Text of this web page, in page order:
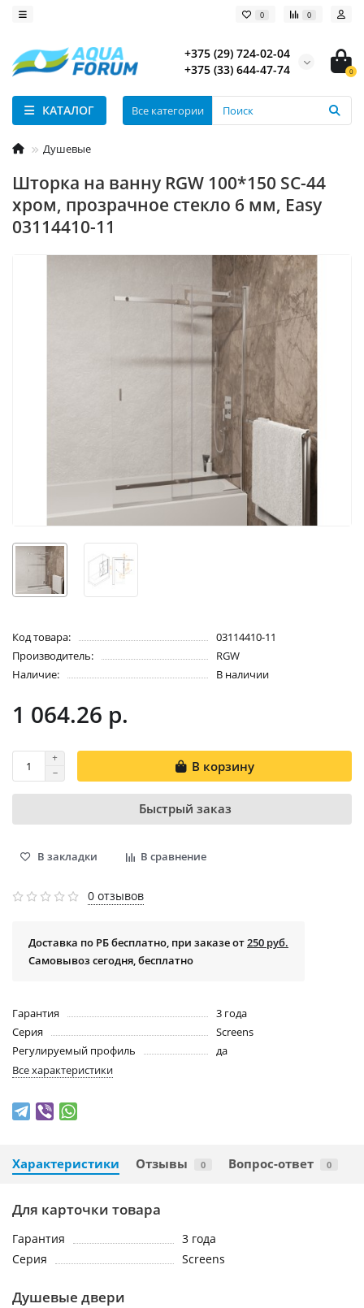
0 0
+375 (29) 724-02-04
+375 (33) 644-47-74
0
КАТАЛОГ Все категории
Душевые
Шторка на ванну RGW 100*150 SC-44
хром, прозрачное стекло 6 мм, Easy
03114410-11
Код товара:
03114410-11
Производитель:
RGW
Наличие:
В наличии
1 064.26 р.
В корзину
Быстрый заказ
В закладки В сравнение
0 отзывов
Доставка по РБ бесплатно, при заказе от250 руб.
Самовывоз сегодня, бесплатно
Гарантия
3 года
Серия
Screens
Регулируемый профиль
да
Все характеристики
Характеристики Отзывы 0 Вопрос-ответ 0
Для карточки товара
Гарантия
3 года
Серия
Screens
Душевые двери